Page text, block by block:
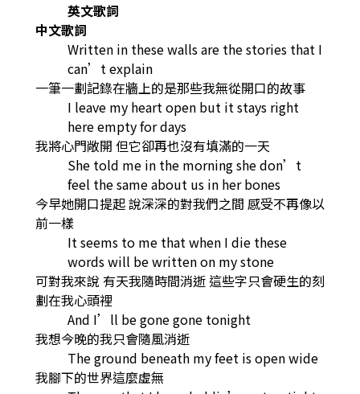
英文歌詞
中文歌詞
Written in these walls are the stories that I
can’t explain
一筆一劃記錄在牆上的是那些我無從開口的故事
I leave my heart open but it stays right
here empty for days
我將心門敞開 但它卻再也沒有填滿的一天
She told me in the morning she don’t
feel the same about us in her bones
今早她開口提起 說深深的對我們之間 感受不再像以
前一樣
It seems to me that when I die these
words will be written on my stone
可對我來說 有天我隨時間消逝 這些字只會硬生的刻
劃在我心頭裡
And I’ll be gone gone tonight
我想今晚的我只會隨風消逝
The ground beneath my feet is open wide
我腳下的世界這麼虛無